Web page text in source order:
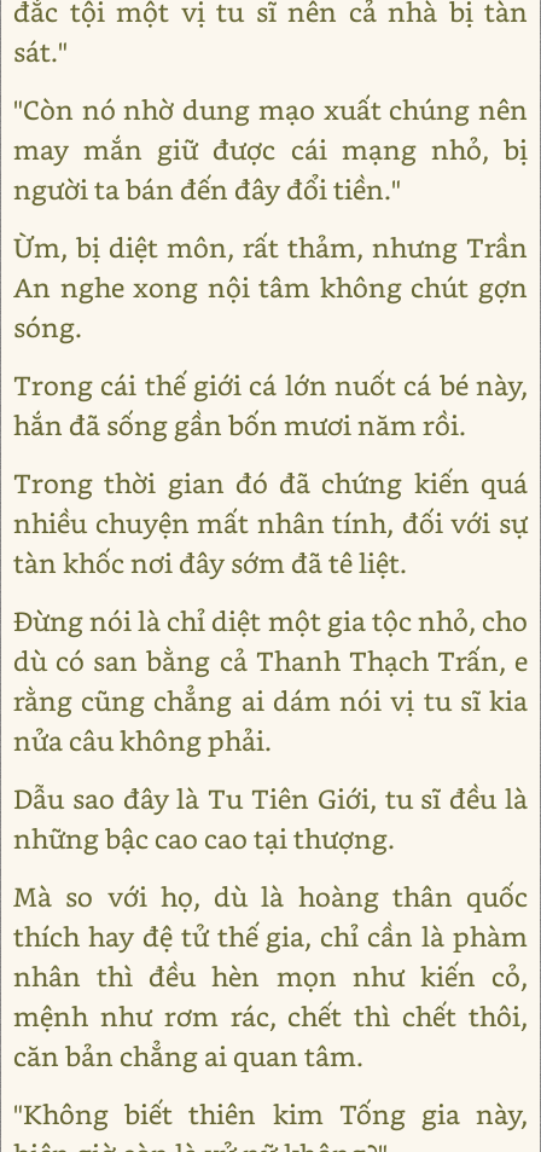
đắc tội một vị tu sĩ nên cả nhà bị tàn
sát."
"Còn nó nhờ dung mạo xuất chúng nên
may mắn giữ được cái mạng nhỏ, bị
người ta bán đến đây đổi tiền."
Ừm, bị diệt môn, rất thảm, nhưng Trần
An nghe xong nội tâm không chút gợn
sóng.
Trong cái thế giới cá lớn nuốt cá bé này,
hắn đã sống gần bốn mươi năm rồi.
Trong thời gian đó đã chứng kiến quá
nhiều chuyện mất nhân tính, đối với sự
tàn khốc nơi đây sớm đã tê liệt.
Đừng nói là chỉ diệt một gia tộc nhỏ, cho
dù có san bằng cả Thanh Thạch Trấn, e
rằng cũng chẳng ai dám nói vị tu sĩ kia
nửa câu không phải.
Dẫu sao đây là Tu Tiên Giới, tu sĩ đều là
những bậc cao cao tại thượng.
Mà so với họ, dù là hoàng thân quốc
thích hay đệ tử thế gia, chỉ cần là phàm
nhân thì đều hèn mọn như kiến cỏ,
mệnh như rơm rác, chết thì chết thôi,
căn bản chẳng ai quan tâm.
"Không biết thiên kim Tống gia này,